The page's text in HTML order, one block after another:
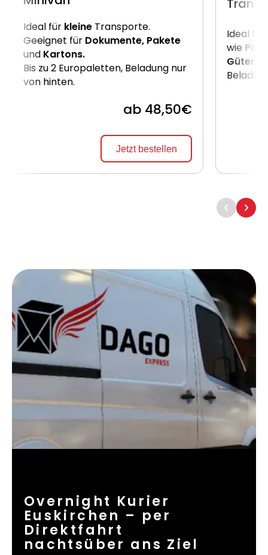
Ideal für kleine Transporte.
Geeignet für Dokumente, Pakete
und Kartons.
Bis zu 2 Europaletten, Beladung nur
von hinten.
ab 48,50€
Jetzt bestellen
Ideal für
wie
Güter
Overnight Kurier
Euskirchen – per
Direktfahrt
nachtsüber ans Ziel